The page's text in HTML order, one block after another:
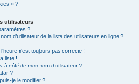
» ?
utilisateurs
?
d’utilisateur de la liste des utilisateurs en ligne ?
n’est toujours pas correcte !
liste !
à côté de mon nom d’utilisateur ?
?
je le modifier ?